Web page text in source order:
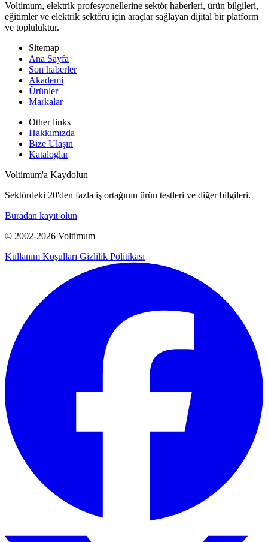
Voltimum, elektrik profesyonellerine sektör haberleri, ürün bilgileri,
eğitimler ve elektrik sektörü için araçlar sağlayan dijital bir platform
ve topluluktur.
Sitemap
Ana Sayfa
Son haberler
Akademi
Ürünler
Markalar
Other links
Hakkımızda
Bize Ulaşın
Kataloglar
Voltimum'a Kaydolun
Sektördeki 20'den fazla iş ortağının ürün testleri ve diğer bilgileri.
Buradan kayıt olun
© 2002-2026 Voltimum
Kullanım Koşulları Gizlilik Politikası